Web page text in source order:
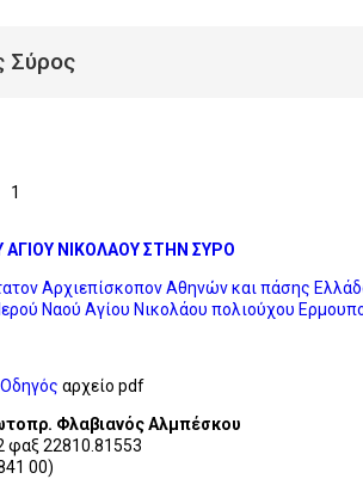
Σύρος
ΑΓΙΟΥ ΝΙΚΟΛΑΟΥ ΣΤΗΝ ΣΥΡΟ
Αρχιεπίσκοπον Αθηνών και πάσης
Ναού Αγίου Νικολάου πολιούχου
αρχείο pdf
Φλαβιανός Αλμπέσκου
φαξ 22810.81553
00)